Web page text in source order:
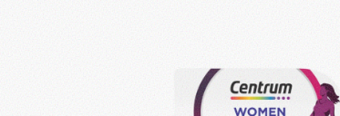
Προσθήκη στο καλάθι